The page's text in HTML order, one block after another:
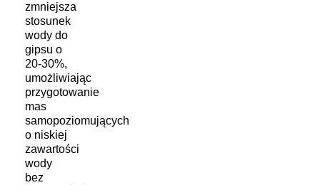
zmniejsza
stosunek
wody do
gipsu o
20-30%,
umożliwiając
przygotowanie
mas
samopoziomujących
o niskiej
zawartości
wody
bez